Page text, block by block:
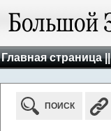
Главная страница ||
ПОИСК